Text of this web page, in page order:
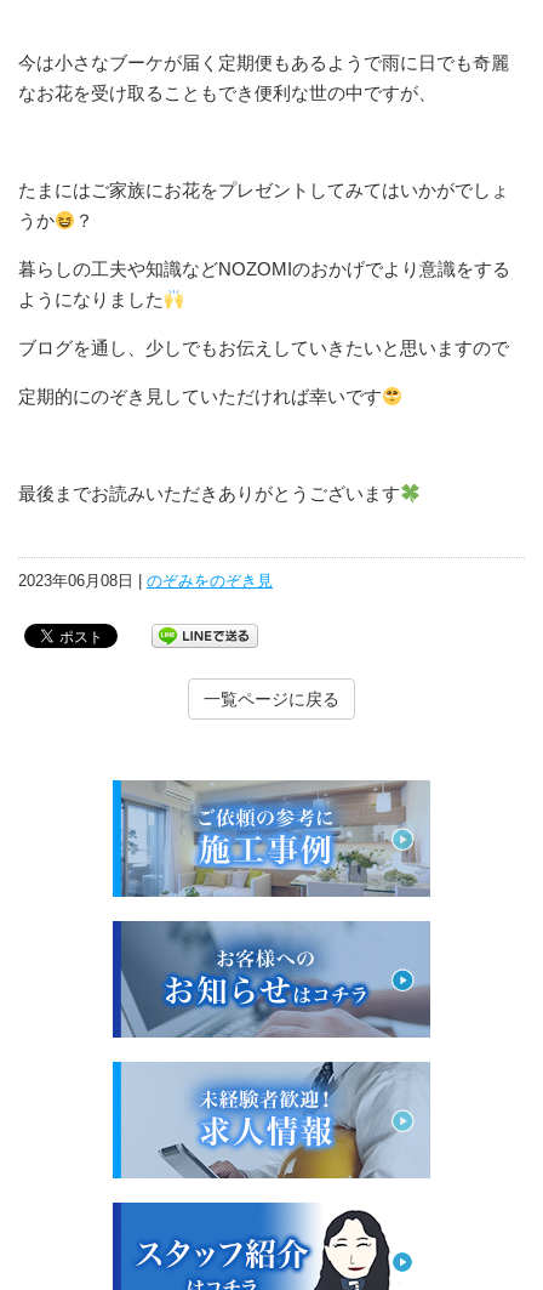
今は小さなブーケが届く定期便もあるようで雨に日でも奇麗
なお花を受け取ることもでき便利な世の中ですが、
たまにはご家族にお花をプレゼントしてみてはいかがでしょ
うか
？
暮らしの工夫や知識などNOZOMIのおかげでより意識をする
ようになりました
ブログを通し、少しでもお伝えしていきたいと思いますので
定期的にのぞき見していただければ幸いです
最後までお読みいただきありがとうございます
2023年06月08日 | のぞみをのぞき見
一覧ページに戻る